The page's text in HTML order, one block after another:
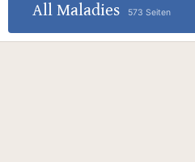
All Maladies
573 Seiten